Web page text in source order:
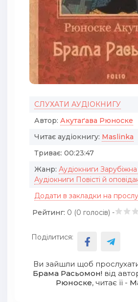
СЛУХАТИ АУДІОКНИГУ
Автор: Акутаґава Рюноске
Читає аудіокнигу: Maslinka
Триває: 00:23:47
Жанр: Аудіокниги Зарубіжна
Аудіокниги Повісті й
Додати в закладки на
Рейтинг: 0 (0 голосів) -
Поділитися:
Ви зайшли щоб
Брама Расьомон!від
Рюноске, читає її -